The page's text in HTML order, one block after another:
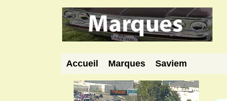
Accueil Marques Saviem